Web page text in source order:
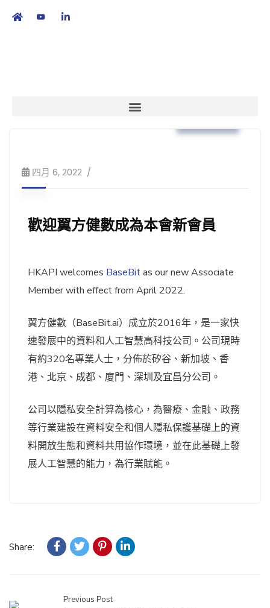
四月 6, 2022
歡迎翼方健數成為本會新會員
HKAPI welcomes BaseBitas our new Associate
Member with effect from April 2022.
翼方健數（BaseBit.ai）成立於2016年，是一家快
速發展中的資料和人工智慧高科技公司。公司現時
有約320名專業人士，分佈於矽谷、新加坡、香
港、北京、成都、廈門、深圳及宜昌分公司。
公司以隱私安全計算為核心，為醫療、金融、政務
等行業建設在資料安全和個人隱私保護基礎上的資
料開放生態和資料共用協作環境，並在此基礎上發
展人工智慧的能力，為行業賦能。
Share:
Previous Post